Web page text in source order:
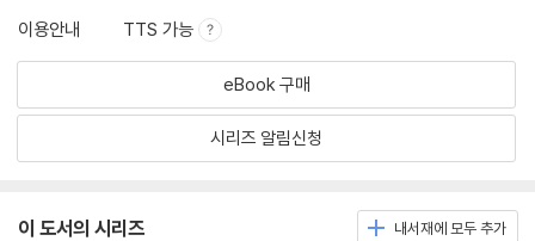
이용안내 TTS 가능
eBook 구매
시리즈 알림신청
이 도서의 시리즈 내서재에 모두 추가